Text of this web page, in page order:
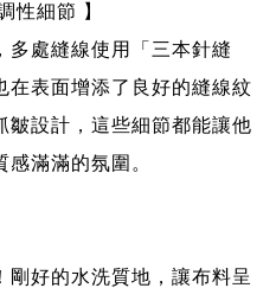
性細節 】
多處縫線使用「三本針縫
在表面增添了良好的縫線紋
皺設計，這些細節都能讓他
滿滿的氛圍。
剛好的水洗質地，讓布料呈